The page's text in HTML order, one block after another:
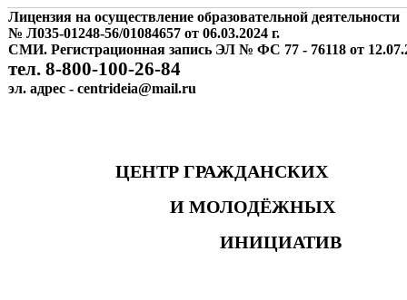
Лицензия на осуществление образовательной деятельности
№ Л035-01248-56/01084657 от 06.03.2024 г.
СМИ. Регистрационная запись ЭЛ № ФС 77 - 76118 от
тел. 8-800-100-26-84
эл. адрес - centrideia@mail.ru
ЦЕНТР ГРАЖДАНСКИХ
И МОЛОДЁЖНЫХ
ИНИЦИАТИВ